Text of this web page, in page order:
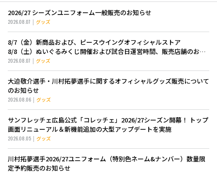
2026/27 シーズンユニフォーム一般販売のお知らせ
2026.08.07 グッズ
8/7（金）新商品および、ピースウイングオフィシャルストア
8/8（土）ぬいぐるみくじ開催および試合日運営時間、販売店舗のお知
らせ
2026.08.07 グッズ
大迫敬介選手・川村拓夢選手に関するオフィシャルグッズ販売について
のお知らせ
2026.08.06 グッズ
サンフレッチェ広島公式「コレッチェ」2026/27シーズン開幕！ トップ
画面リニューアル＆新機能追加の大型アップデートを実施
2026.08.05 グッズ
川村拓夢選手2026/27ユニフォーム（特別色ネーム&ナンバー）数量限
定予約販売のお知らせ